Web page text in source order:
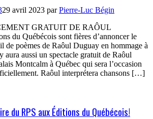
29 avril 2023 parPierre-Luc Bégin
GRATUIT DE RAÔUL
du Québécois sont fières d’annoncer le
de poèmes de Raôul Duguay en hommage à
aura aussi un spectacle gratuit de Raôul
Montcalm à Québec qui sera l’occasion
Raôul interprétera chansons […]
du RPS aux Éditions du Québécois!